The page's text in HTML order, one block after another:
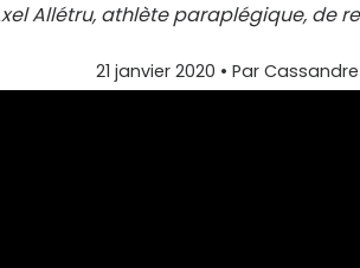
Allétru, athlète paraplégique, de
21 janvier 2020 • Par